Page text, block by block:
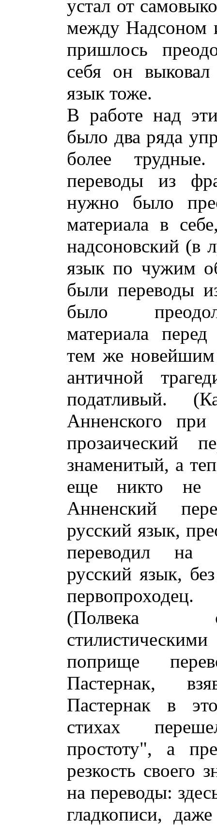
устал от
между Надсоном
пришлось
себя он
язык тоже.
В работе над
было два ряда
более
переводы из
нужно было
материала в
надсоновский (в
язык по чужим
были переводы
было
материала
тем же новейшим
античной
податливый.
Анненского
прозаический
знаменитый, а
еще никто не
Анненский
русский язык,
переводил на
русский язык,
первопроходец.
(Полвека
поприще
Пастернак,
Пастернак в
стихах
простоту", а
резкость своего
на переводы:
гладкописи,